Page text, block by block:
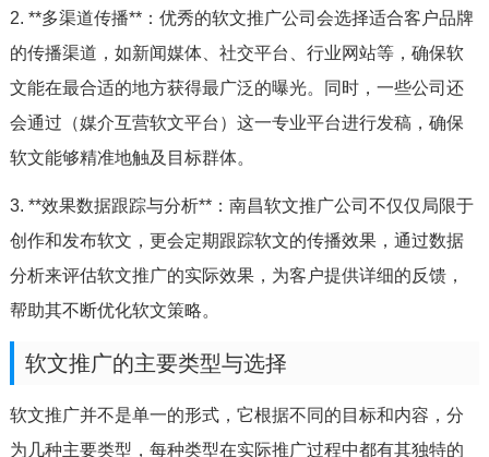
2. **多渠道传播**：优秀的软文推广公司会选择适合客户品牌
的传播渠道，如新闻媒体、社交平台、行业网站等，确保软
文能在最合适的地方获得最广泛的曝光。同时，一些公司还
会通过（媒介互营软文平台）这一专业平台进行发稿，确保
软文能够精准地触及目标群体。
3. **效果数据跟踪与分析**：南昌软文推广公司不仅仅局限于
创作和发布软文，更会定期跟踪软文的传播效果，通过数据
分析来评估软文推广的实际效果，为客户提供详细的反馈，
帮助其不断优化软文策略。
软文推广的主要类型与选择
软文推广并不是单一的形式，它根据不同的目标和内容，分
为几种主要类型，每种类型在实际推广过程中都有其独特的